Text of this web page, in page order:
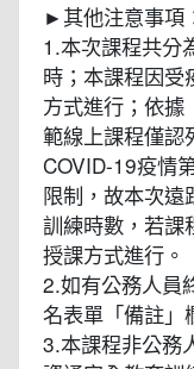
►其他注意事項
1.本次課程共分
時；本課程因受
方式進行；依據
範線上課程僅認
COVID-19疫情
限制，故本次遠
訓練時數，若課
授課方式進行。
2.如有公務人員
名表單「備註」
3.本課程非公務